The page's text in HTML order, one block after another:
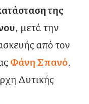
της
, μετά την
από τον
Φάνη Σπανό,
Δυτικής